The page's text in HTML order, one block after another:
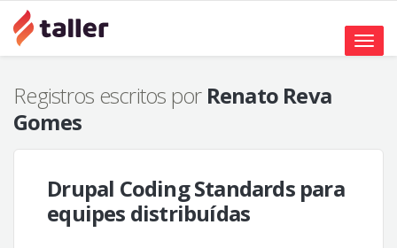
Toggle
Registros escritos por Renato Reva
Gomes
Drupal Coding Standards para
equipes distribuídas